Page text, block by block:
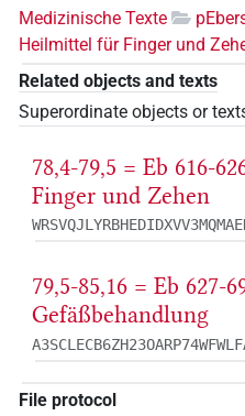
Medizinische Texte
Heilmittel für Finger und
Related objects and texts
Superordinate objects or
78,4-79,5 = Eb 616-
Finger und Zehen
79,5-85,16 = Eb 627-
Gefäßbehandlung
File protocol